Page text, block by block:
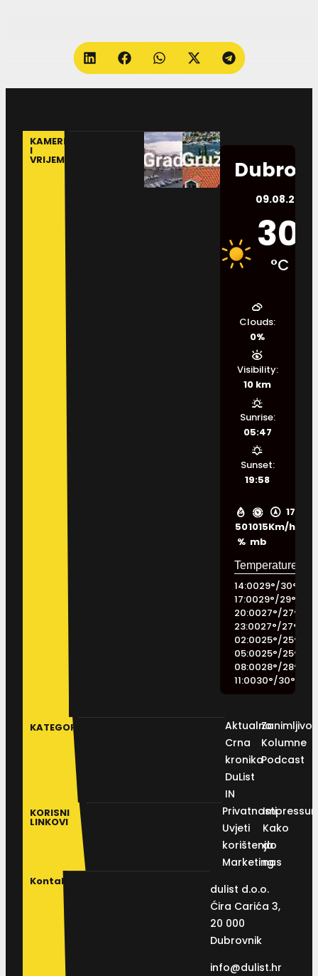
KAMERE
I
VRIJEME
09.08.2026.
30
°C
50
%
1015
mb
17
Km/h
Clouds:
0%
Visibility:
10 km
Sunrise:
05:47
Sunset:
19:58
14:0029°/30°
17:0029°/29°
20:0027°/27°
23:0027°/27°
02:0025°/25°
05:0025°/25°
08:0028°/28°
11:0030°/30°
KATEGORIJE
Aktualno
Crna
kronika
DuList
IN
Kolumne
Podcast
KORISNI
LINKOVI
Privatnosti
Uvjeti
korištenja
Marketing
Kako
do
nas
Kontakt
dulist d.o.o.
Ćira Carića 3,
20 000
Dubrovnik
info@dulist.hr